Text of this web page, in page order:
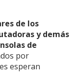
de los
y demás
de
por
esperan